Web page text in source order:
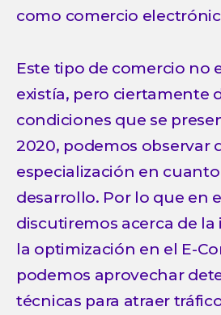
como comercio
Este tipo de comercio no
existía, pero ciertamente
condiciones que se
2020, podemos observar
especialización en
desarrollo. Por lo que en
discutiremos acerca de
la optimización en el E-
podemos aprovechar
técnicas para atraer